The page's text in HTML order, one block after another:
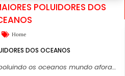
POLUIDORES DOS
Home
DOS OCEANOS
os oceanos mundo afora…